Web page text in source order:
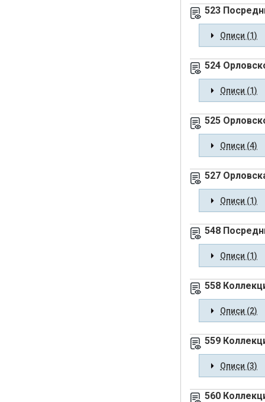
523
Описи (1)
524
Описи (1)
525
Описи (4)
527
Описи (1)
548
Описи (1)
558
Описи (2)
559
Описи (3)
560